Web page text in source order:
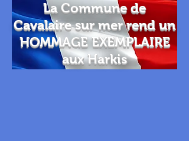
La Commune de
Cavalaire sur mer rend un
HOMMAGE EXEMPLAIRE
aux Harkis